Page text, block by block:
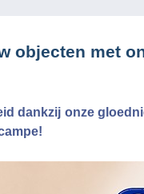
objecten met
dankzij onze